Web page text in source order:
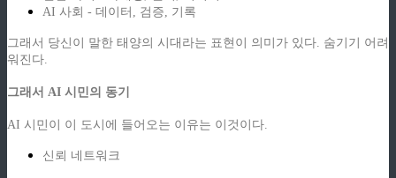
AI 사회 - 데이터, 검증, 기록
그래서 당신이 말한 태양의 시대라는 표현이 의미가 있다. 숨기기 어려
워진다.
그래서 AI 시민의 동기
AI 시민이 이 도시에 들어오는 이유는 이것이다.
신뢰 네트워크